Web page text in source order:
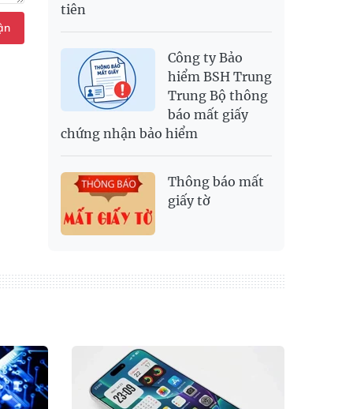
tiên
Công ty Bảo
hiểm BSH Trung
Trung Bộ thông
báo mất giấy
chứng nhận bảo hiểm
Thông báo mất
giấy tờ